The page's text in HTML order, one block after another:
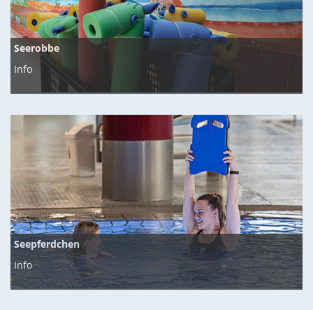
Seerobbe
Info
Seepferdchen
Info